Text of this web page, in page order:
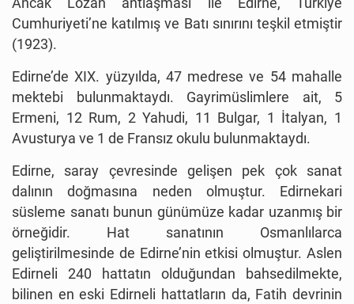
Cumhuriyeti’ne katılmış ve Batı sınırını teşkil etmiştir
(1923).
Edirne’de XIX. yüzyılda, 47 medrese ve 54 mahalle
mektebi bulunmaktaydı. Gayrimüslimlere ait, 5
Ermeni, 12 Rum, 2 Yahudi, 11 Bulgar, 1 İtalyan, 1
Avusturya ve 1 de Fransız okulu bulunmaktaydı.
Edirne, saray çevresinde gelişen pek çok sanat
dalının doğmasına neden olmuştur. Edirnekari
süsleme sanatı bunun günümüze kadar uzanmış bir
örneğidir. Hat sanatının Osmanlılarca
geliştirilmesinde de Edirne’nin etkisi olmuştur. Aslen
Edirneli 240 hattatın olduğundan bahsedilmekte,
bilinen en eski Edirneli hattatların da, Fatih devrinin